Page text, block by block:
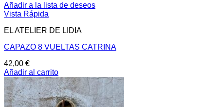
Añadir a la lista de deseos
Vista Rápida
EL ATELIER DE LIDIA
CAPAZO 8 VUELTAS CATRINA
42,00 €
Añadir al carrito